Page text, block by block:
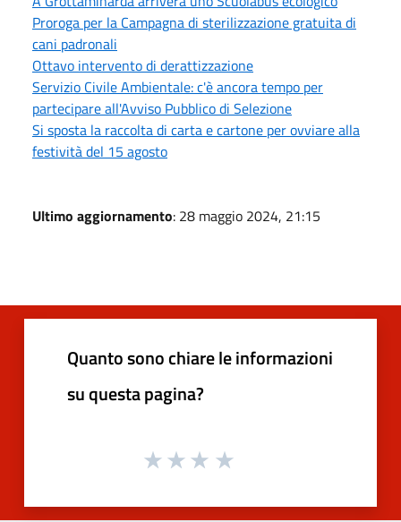
Proroga per la Campagna di sterilizzazione gratuita di
cani padronali
Ottavo intervento di derattizzazione
Servizio Civile Ambientale: c'è ancora tempo per
partecipare all'Avviso Pubblico di Selezione
Si sposta la raccolta di carta e cartone per ovviare alla
festività del 15 agosto
Ultimo aggiornamento: 28 maggio 2024, 21:15
Quanto sono chiare le informazioni
su questa pagina?